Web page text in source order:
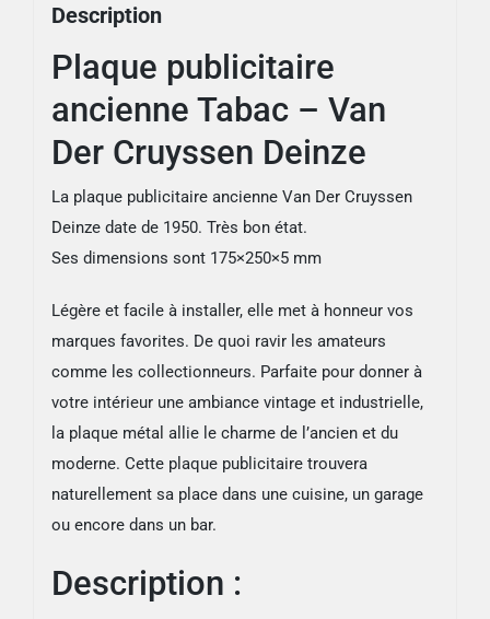
Description
Plaque publicitaire
ancienne Tabac – Van
Der Cruyssen Deinze
La plaque publicitaire ancienne Van Der Cruyssen
Deinze date de 1950. Très bon état.
Ses dimensions sont 175×250×5 mm
Légère et facile à installer, elle met à honneur vos
marques favorites. De quoi ravir les amateurs
comme les collectionneurs. Parfaite pour donner à
votre intérieur une ambiance vintage et industrielle,
la plaque métal allie le charme de l’ancien et du
moderne. Cette plaque publicitaire trouvera
naturellement sa place dans une cuisine, un garage
ou encore dans un bar.
Description :